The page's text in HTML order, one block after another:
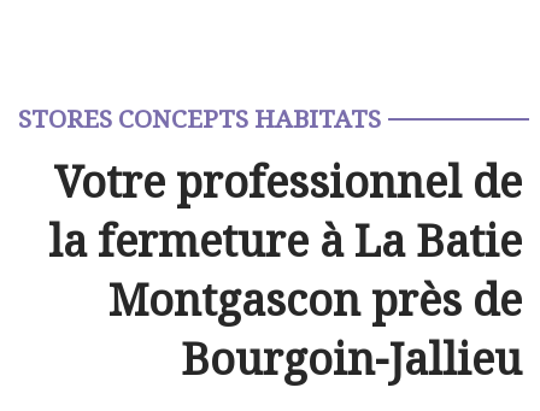
STORES CONCEPTS HABITATS
Votre professionnel de
la fermeture à La Batie
Montgascon près de
Bourgoin-Jallieu